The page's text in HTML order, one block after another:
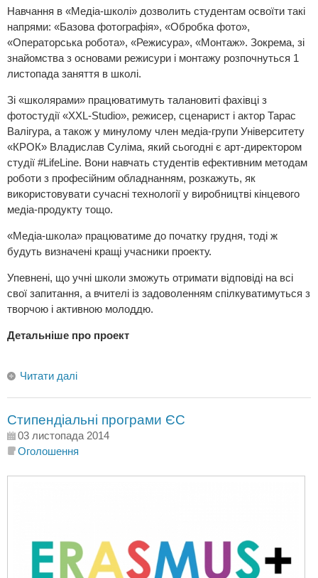
Навчання в «Медіа-школі» дозволить студентам освоїти такі
напрями: «Базова фотографія», «Обробка фото»,
«Операторська робота», «Режисура», «Монтаж». Зокрема, зі
знайомства з основами режисури і монтажу розпочнуться 1
листопада заняття в школі.
Зі «школярами» працюватимуть талановиті фахівці з
фотостудії «XXL-Studio», режисер, сценарист і актор Тарас
Валігура, а також у минулому член медіа-групи Університету
«КРОК» Владислав Суліма, який сьогодні є арт-директором
студії #LifeLine. Вони навчать студентів ефективним методам
роботи з професійним обладнанням, розкажуть, як
використовувати сучасні технології у виробництві кінцевого
медіа-продукту тощо.
«Медіа-школа» працюватиме до початку грудня, тоді ж
будуть визначені кращі учасники проекту.
Упевнені, що учні школи зможуть отримати відповіді на всі
свої запитання, а вчителі із задоволенням спілкуватимуться з
творчою і активною молоддю.
Детальніше про проект
Читати далі
Стипендіальні програми ЄС
03 листопада 2014
Оголошення